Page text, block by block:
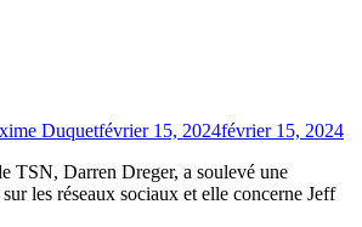
Duquetfévrier 15, 2024février 15, 2024
TSN, Darren Dreger, a soulevé une
les réseaux sociaux et elle concerne Jeff